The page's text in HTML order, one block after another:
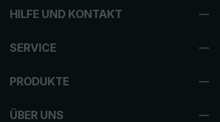
HILFE UND KONTAKT
SERVICE
PRODUKTE
ÜBER UNS